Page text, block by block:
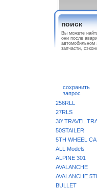
поиск
Вы можете
они после
автомобильном
запчасти,
сохранить
запрос
256RLL
27RLS
30' TRAVEL
50STAILER
5TH WHEEL
ALL Models
ALPINE 301
AVALANCHE
AVALANCHE
BULLET